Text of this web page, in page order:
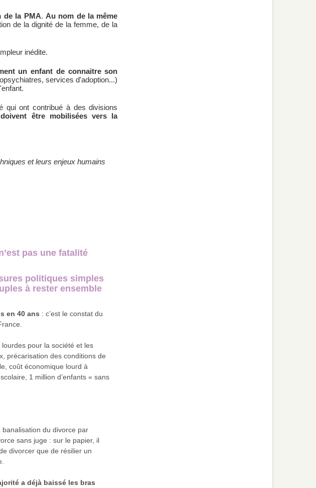
de la PMA. Au nom de la même
de la dignité de la femme, de la
inédite.
un enfant de connaitre son
services d'adoption...)
qui ont contribué à des divisions
être mobilisées vers la
et leurs enjeux humains
pas une fatalité
politiques simples
à rester ensemble
en 40 ans : c’est le constat du
pour la société et les
précarisation des conditions de
coût économique lourd à
1 million d’enfants « sans
du divorce par
sans juge : sur le papier, il
divorcer que de résilier un
a déjà baissé les bras